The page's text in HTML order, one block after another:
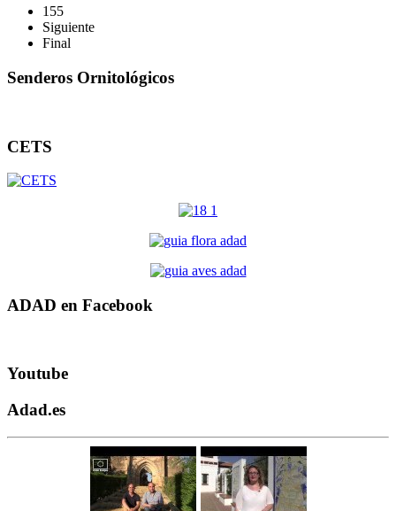
155
Siguiente
Final
Senderos Ornitológicos
CETS
ADAD en Facebook
Youtube
Adad.es